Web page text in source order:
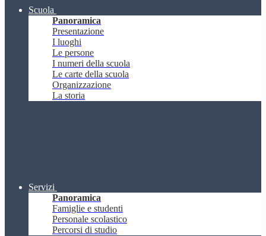
Scuola
Panoramica
Presentazione
I luoghi
Le persone
I numeri della scuola
Le carte della scuola
Organizzazione
La storia
Servizi
Panoramica
Famiglie e studenti
Personale scolastico
Percorsi di studio